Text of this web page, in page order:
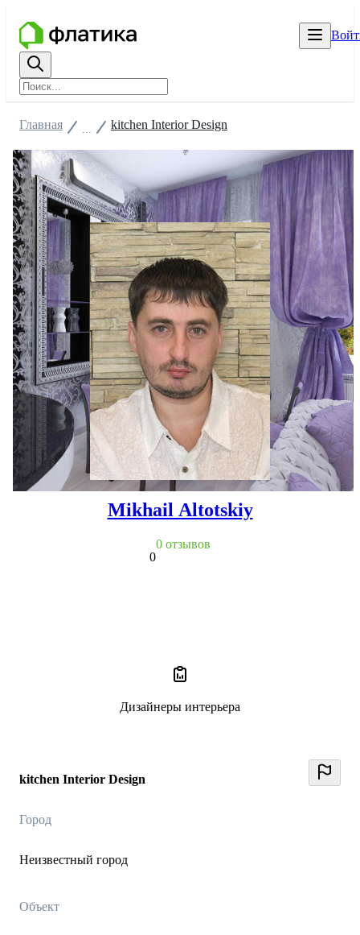
kitchen Interior Design
Город
Неизвестный город
Объект
Главная kitchen Interior Design
Mikhail Altotskiy
0
0 отзывов
Дизайнеры интерьера